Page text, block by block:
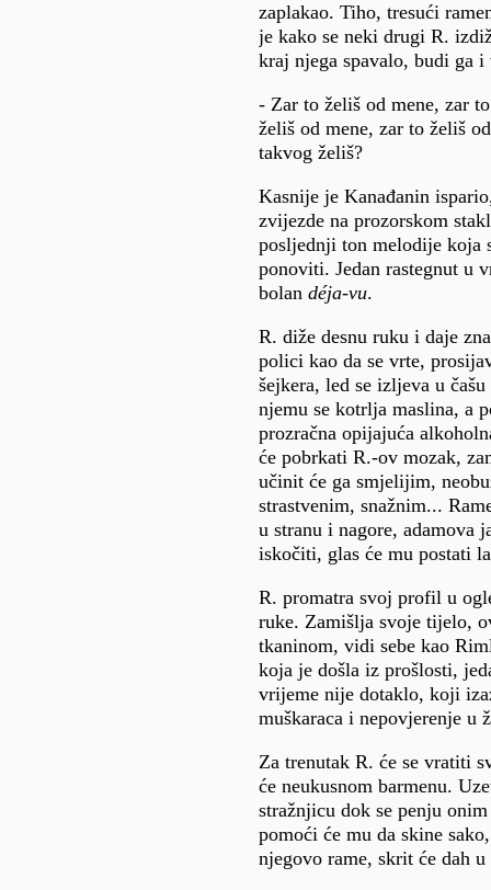
zaplakao. Tiho, tresući
je kako se neki drugi R.
kraj njega spavalo, budi ga
- Zar to želiš od mene, zar
želiš od mene, zar to želiš
takvog želiš?
Kasnije je Kanađanin
zvijezde na prozorskom
posljednji ton melodije koja
ponoviti. Jedan rastegnut u
bolan déja-vu.
R. diže desnu ruku i daje
polici kao da se vrte,
šejkera, led se izljeva u
njemu se kotrlja maslina, a
prozračna opijajuća
će pobrkati R.-ov mozak,
učinit će ga smjelijim,
strastvenim, snažnim...
u stranu i nagore, adamova
iskočiti, glas će mu postati
R. promatra svoj profil u
ruke. Zamišlja svoje tijelo,
tkaninom, vidi sebe kao
koja je došla iz prošlosti,
vrijeme nije dotaklo, koji
muškaraca i nepovjerenje u
Za trenutak R. će se vratiti
će neukusnom barmenu.
stražnjicu dok se penju
pomoći će mu da skine
njegovo rame, skrit će dah